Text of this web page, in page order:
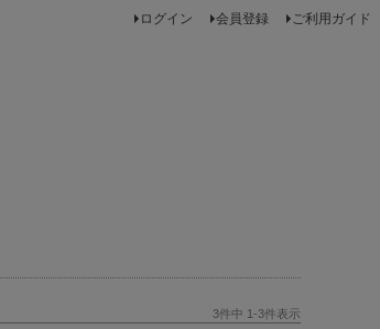
ログイン 会員登録 ご利用ガイド
3件中 1 -3件表示